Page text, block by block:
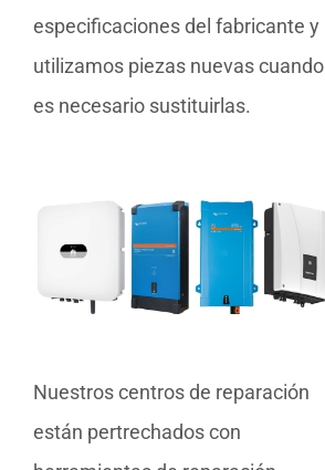
especificaciones del fabricante y
utilizamos piezas nuevas cuando
es necesario sustituirlas.
Nuestros centros de reparación
están pertrechados con